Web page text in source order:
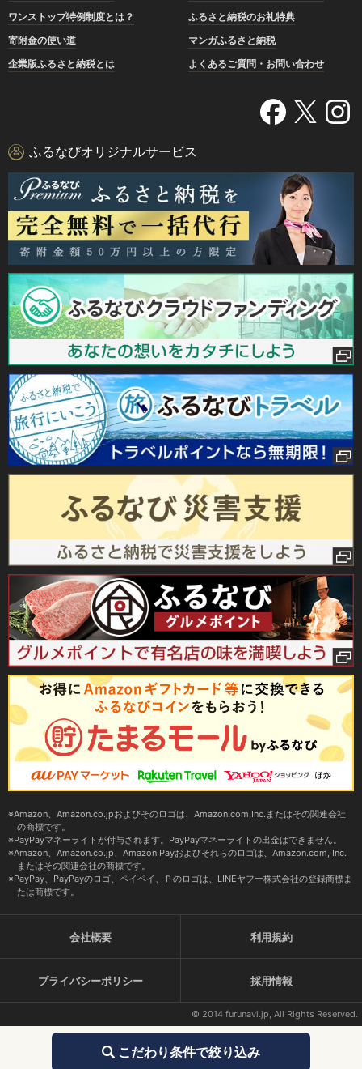
こだわり条件で絞り込み
ワンストップ特例制度とは？
ふるさと納税のお礼特典
寄附金の使い道
マンガふるさと納税
企業版ふるさと納税とは
よくあるご質問・お問い合わせ
ふるなびオリジナルサービス
Amazon、Amazon.co.jpおよびそのロゴは、Amazon.com,Inc.またはその関連会社
の商標です。
PayPayマネーライトが付与されます。PayPayマネーライトの出金はできません。
Amazon、Amazon.co.jp、Amazon Payおよびそれらのロゴは、Amazon.com, Inc.
またはその関連会社の商標です。
PayPay、PayPayのロゴ、ペイペイ、Ｐのロゴは、LINEヤフー株式会社の登録商標ま
たは商標です。
会社概要 利用規約
プライバシーポリシー 採用情報
© 2014 furunavi.jp, All Rights Reserved.